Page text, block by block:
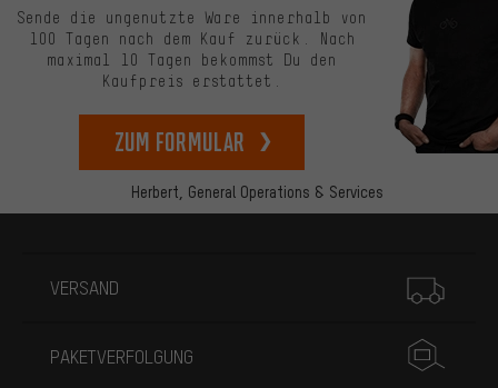
Herbert, General Operations & Services
Sende die ungenutzte Ware innerhalb von
100 Tagen nach dem Kauf zurück. Nach
maximal 10 Tagen bekommst Du den
Kaufpreis erstattet.
zum Formular
VERSAND
PAKETVERFOLGUNG